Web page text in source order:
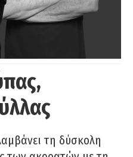
τη δύσκολη